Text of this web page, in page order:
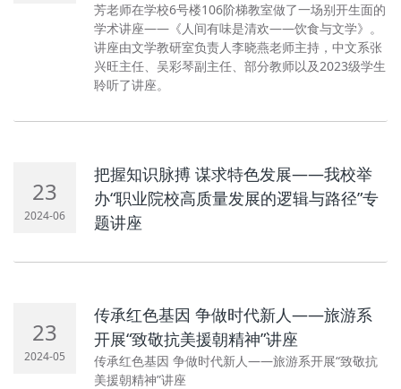
芳老师在学校6号楼106阶梯教室做了一场别开生面的
学术讲座——《人间有味是清欢——饮食与文学》。
讲座由文学教研室负责人李晓燕老师主持，中文系张
兴旺主任、吴彩琴副主任、部分教师以及2023级学生
聆听了讲座。
23
2024-06
把握知识脉搏 谋求特色发展——我校举
办“职业院校高质量发展的逻辑与路径”专
题讲座
23
2024-05
传承红色基因 争做时代新人——旅游系
开展“致敬抗美援朝精神”讲座
传承红色基因 争做时代新人——旅游系开展“致敬抗
美援朝精神”讲座